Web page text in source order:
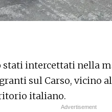
stati intercettati nella
sul Carso, vicino
italiano.